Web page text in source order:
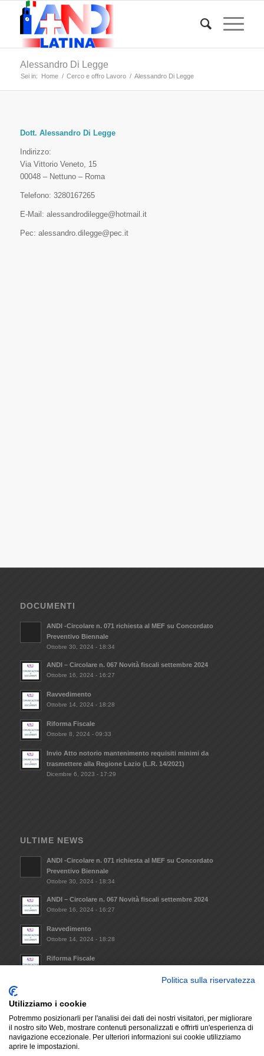
Alessandro Di Legge
Sei in: Home / Cerco e offro Lavoro / Alessandro Di Legge
Dott. Alessandro Di Legge
Indirizzo:
Via Vittorio Veneto, 15
00048 – Nettuno – Roma
Telefono: 3280167265
E-Mail: alessandrodilegge@hotmail.it
Pec: alessandro.dilegge@pec.it
DOCUMENTI
ANDI -Circolare n. 071 richiesta al MEF su Concordato
Preventivo Biennale
Ottobre 30, 2024 - 18:34
ANDI – Circolare n. 067 Novità fiscali settembre 2024
Ottobre 16, 2024 - 16:27
Ravvedimento
Ottobre 14, 2024 - 18:28
Riforma Fiscale
Ottobre 8, 2024 - 09:33
Invio Atto notorio mantenimento requisiti minimi da
trasmettere alla Regione Lazio (L.R. 14/2021)
Dicembre 6, 2023 - 17:29
ULTIME NEWS
ANDI -Circolare n. 071 richiesta al MEF su Concordato
Preventivo Biennale
Ottobre 30, 2024 - 18:34
ANDI – Circolare n. 067 Novità fiscali settembre 2024
Ottobre 16, 2024 - 16:27
Ravvedimento
Ottobre 14, 2024 - 18:28
Riforma Fiscale
Dicembre 6, 2023 - 17:29
Politica sulla riservatezza
Utilizziamo i cookie
Potremmo posizionarli per l'analisi dei dati dei nostri visitatori, per migliorare
il nostro sito Web, mostrare contenuti personalizzati e offrirti un'esperienza di
navigazione eccezionale. Per ulteriori informazioni sui cookie utilizziamo
aprire le impostazioni.